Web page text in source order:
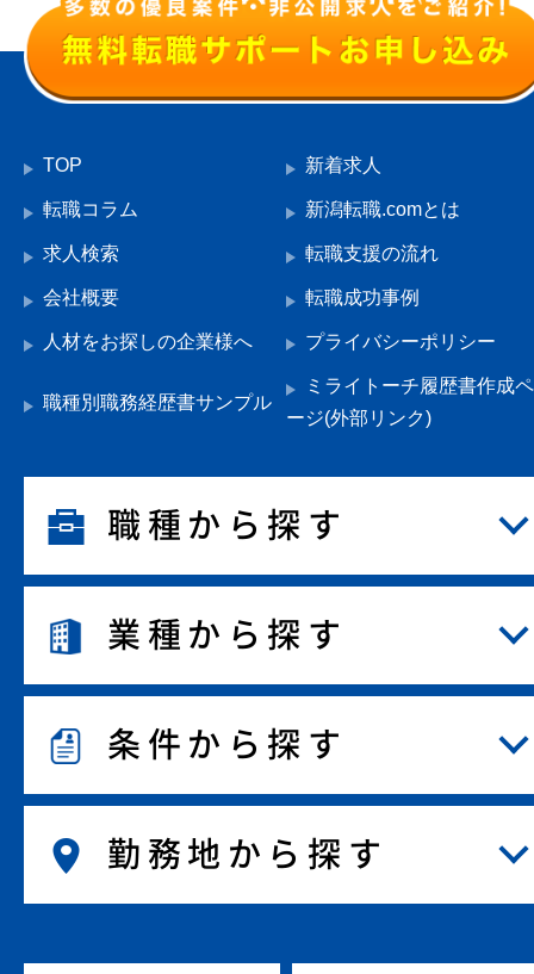
TOP 新着求人
転職コラム 新潟転職.comとは
求人検索 転職支援の流れ
会社概要 転職成功事例
人材をお探しの企業様へ プライバシーポリシー
職種別職務経歴書サンプル
ミライトーチ履歴書作成ペ
ージ(外部リンク)
職種から探す
業種から探す
条件から探す
勤務地から探す